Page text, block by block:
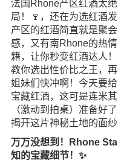
法国Rhone产区红酒太
局！🍷，还在为选红酒
产区的红酒简直就是聚
感，又有南Rhone的热
籍，让你秒变红酒达人
教你选出性价比之王，再
姐妹们快冲啊！今天要
宝藏红酒，这可是连米
（激动到拍桌）准备好
揭开这片神秘土地的面
万万没想到！Rhone
知的宝藏细节！✨